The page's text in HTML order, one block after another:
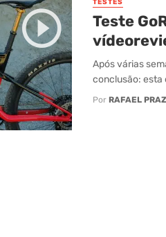
TESTES
Teste
Após várias
conclusão: esta
Por RAFAEL